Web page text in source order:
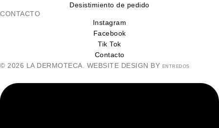
Desistimiento de pedido
CONTACTO
Instagram
Facebook
Tik Tok
Contacto
© 2026 LA DERMOTECA. WEBSITE DESIGN BY ENTREDOS